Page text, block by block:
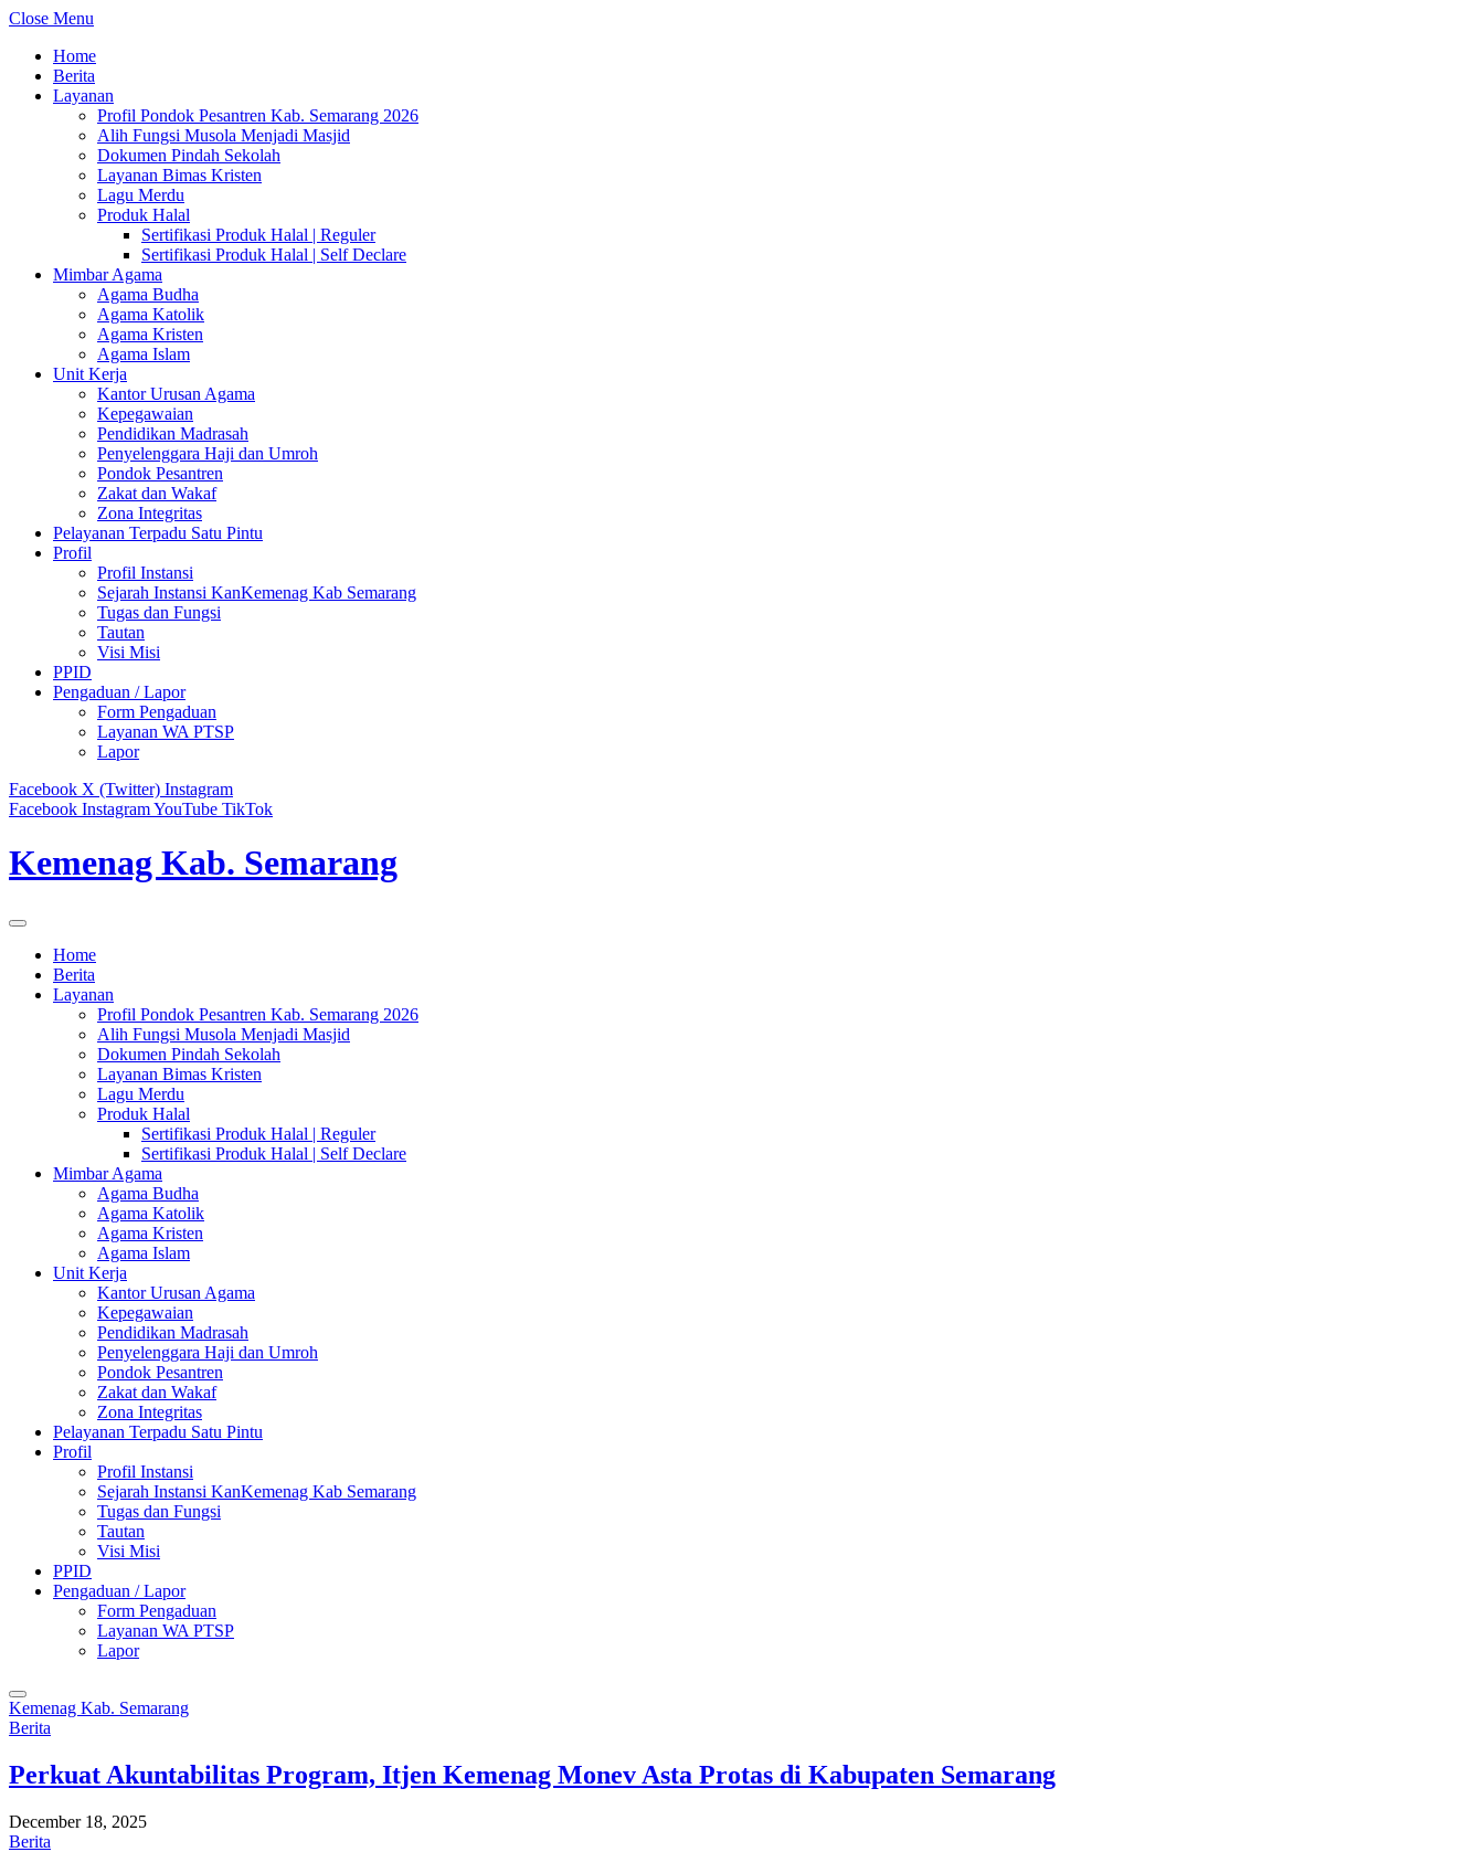
Close Menu
Home
Berita
Layanan
Profil Pondok Pesantren Kab. Semarang 2026
Alih Fungsi Musola Menjadi Masjid
Dokumen Pindah Sekolah
Layanan Bimas Kristen
Lagu Merdu
Produk Halal
Sertifikasi Produk Halal | Reguler
Sertifikasi Produk Halal | Self Declare
Mimbar Agama
Agama Budha
Agama Katolik
Agama Kristen
Agama Islam
Unit Kerja
Kantor Urusan Agama
Kepegawaian
Pendidikan Madrasah
Penyelenggara Haji dan Umroh
Pondok Pesantren
Zakat dan Wakaf
Zona Integritas
Pelayanan Terpadu Satu Pintu
Profil
Profil Instansi
Sejarah Instansi KanKemenag Kab Semarang
Tugas dan Fungsi
Tautan
Visi Misi
PPID
Pengaduan / Lapor
Form Pengaduan
Layanan WA PTSP
Lapor
Facebook X (Twitter) Instagram
Facebook InstagramYouTube TikTok
Kemenag Kab. Semarang
Home
Berita
Layanan
Profil Pondok Pesantren Kab. Semarang 2026
Alih Fungsi Musola Menjadi Masjid
Dokumen Pindah Sekolah
Layanan Bimas Kristen
Lagu Merdu
Produk Halal
Sertifikasi Produk Halal | Reguler
Sertifikasi Produk Halal | Self Declare
Mimbar Agama
Agama Budha
Agama Katolik
Agama Kristen
Agama Islam
Unit Kerja
Kantor Urusan Agama
Kepegawaian
Pendidikan Madrasah
Penyelenggara Haji dan Umroh
Pondok Pesantren
Zakat dan Wakaf
Zona Integritas
Pelayanan Terpadu Satu Pintu
Profil
Profil Instansi
Sejarah Instansi KanKemenag Kab Semarang
Tugas dan Fungsi
Tautan
Visi Misi
PPID
Pengaduan / Lapor
Form Pengaduan
Layanan WA PTSP
Lapor
Kemenag Kab. Semarang
Berita
Perkuat Akuntabilitas Program, Itjen Kemenag Monev Asta Protas di Kabupaten Semarang
December 18, 2025
Berita